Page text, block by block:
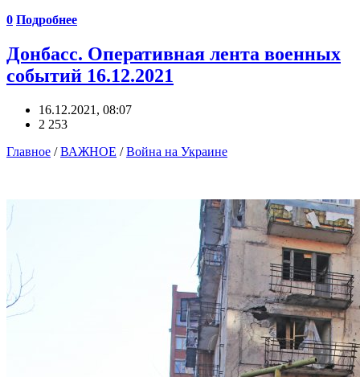
0 Подробнее
Донбасс. Оперативная лента военных
событий 16.12.2021
16.12.2021, 08:07
2 253
Главное /ВАЖНОЕ /Война на Украине